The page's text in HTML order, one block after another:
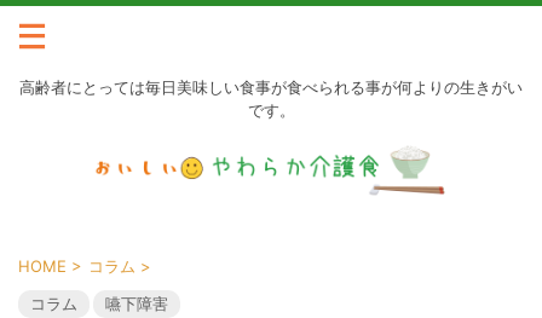
高齢者にとっては毎日美味しい食事が食べられる事が何よりの生きがい
です。
HOME > コラム >
コラム
嚥下障害